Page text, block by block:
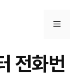
메
뉴
전화번